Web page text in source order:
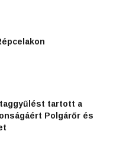
tartott a
Polgárőr és